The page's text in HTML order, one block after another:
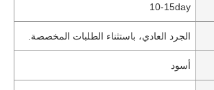
10-15day
الجرد العادي، باستثناء الطلبات المخصصة.
أسود